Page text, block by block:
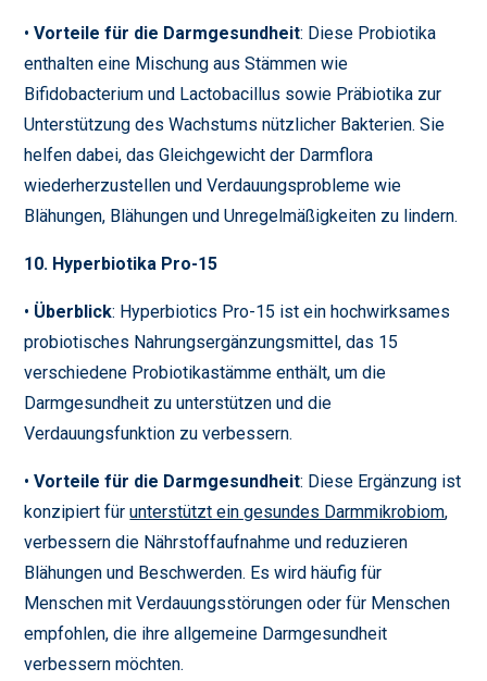
•Vorteile für die Darmgesundheit: Diese Probiotika
enthalten eine Mischung aus Stämmen wie
Bifidobacterium und Lactobacillus sowie Präbiotika zur
Unterstützung des Wachstums nützlicher Bakterien. Sie
helfen dabei, das Gleichgewicht der Darmflora
wiederherzustellen und Verdauungsprobleme wie
Blähungen, Blähungen und Unregelmäßigkeiten zu lindern.
10. Hyperbiotika Pro-15
• Überblick: Hyperbiotics Pro-15 ist ein hochwirksames
probiotisches Nahrungsergänzungsmittel, das 15
verschiedene Probiotikastämme enthält, um die
Darmgesundheit zu unterstützen und die
Verdauungsfunktion zu verbessern.
•Vorteile für die Darmgesundheit: Diese Ergänzung ist
konzipiert fürunterstützt ein gesundes Darmmikrobiom,
verbessern die Nährstoffaufnahme und reduzieren
Blähungen und Beschwerden. Es wird häufig für
Menschen mit Verdauungsstörungen oder für Menschen
empfohlen, die ihre allgemeine Darmgesundheit
verbessern möchten.